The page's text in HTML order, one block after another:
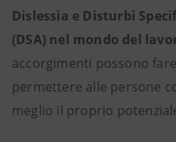
Dislessia e Disturbi
(DSA) nel mondo del
accorgimenti possono
permettere alle persone
meglio il proprio